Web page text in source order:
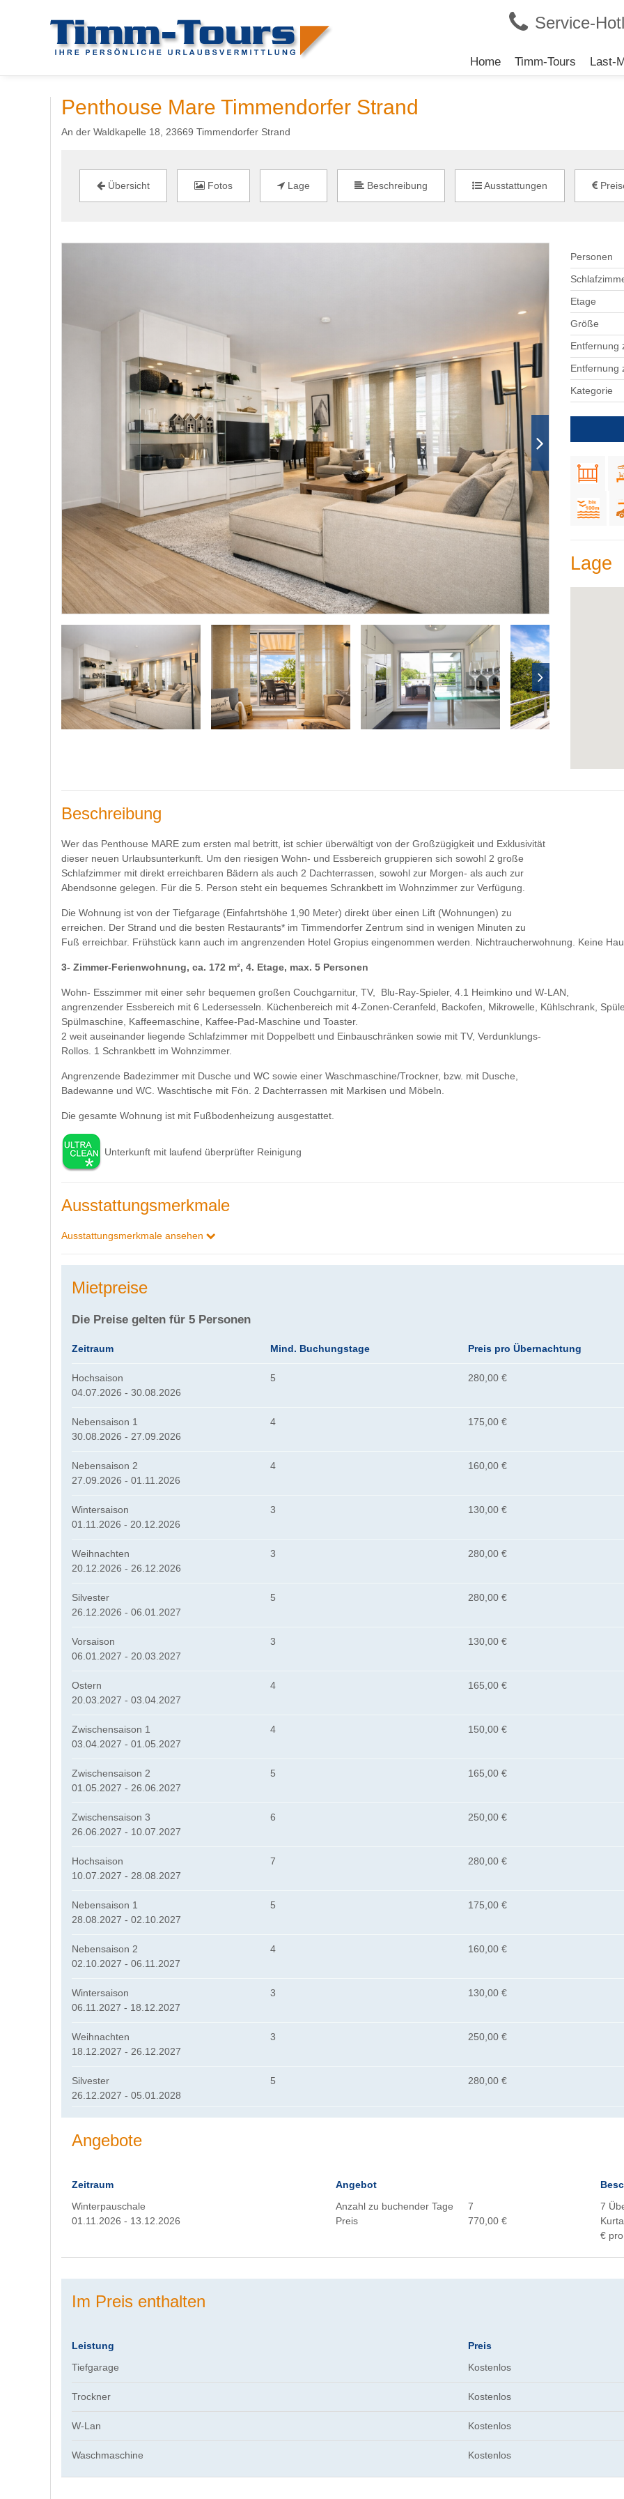
Service-
überspringen
Home Timm-Tours Last-
Penthouse Mare Timmendorfer Strand
An der Waldkapelle 18, 23669 Timmendorfer Strand
Übersicht Fotos Lage Beschreibung Ausstattungen
Personen
Etage
Größe
Entfernung
Entfernung
Kategorie
Lage
Beschreibung
Wer das Penthouse MARE zum ersten mal betritt, ist schier überwältigt von der Großzügigkeit und Exklusivität
dieser neuen Urlaubsunterkunft. Um den riesigen Wohn- und Essbereich gruppieren sich sowohl 2 große
Schlafzimmer mit direkt erreichbaren Bädern als auch 2 Dachterrassen, sowohl zur Morgen- als auch zur
Abendsonne gelegen. Für die 5. Person steht ein bequemes Schrankbett im Wohnzimmer zur Verfügung.
Die Wohnung ist von der Tiefgarage (Einfahrtshöhe 1,90 Meter) direkt über einen Lift (Wohnungen) zu
erreichen. Der Strand und die besten Restaurants* im Timmendorfer Zentrum sind in wenigen Minuten zu
Fuß erreichbar. Frühstück kann auch im angrenzenden Hotel Gropius eingenommen werden. Nichtraucherwohnung. Keine
3- Zimmer-Ferienwohnung, ca. 172 m², 4. Etage, max. 5 Personen
Wohn- Esszimmer mit einer sehr bequemen großen Couchgarnitur, TV, Blu-Ray-Spieler, 4.1 Heimkino und W-LAN,
angrenzender Essbereich mit 6 Ledersesseln. Küchenbereich mit 4-Zonen-Ceranfeld, Backofen, Mikrowelle, Kühlschrank, Spüle,
Spülmaschine, Kaffeemaschine, Kaffee-Pad-Maschine und Toaster.
2 weit auseinander liegende Schlafzimmer mit Doppelbett und Einbauschränken sowie mit TV, Verdunklungs-
Rollos. 1 Schrankbett im Wohnzimmer.
Angrenzende Badezimmer mit Dusche und WC sowie einer Waschmaschine/Trockner, bzw. mit Dusche,
Badewanne und WC. Waschtische mit Fön. 2 Dachterrassen mit Markisen und Möbeln.
Die gesamte Wohnung ist mit Fußbodenheizung ausgestattet.
Unterkunft mit laufend überprüfter Reinigung
Ausstattungsmerkmale
Ausstattungsmerkmale ansehen
Mietpreise
Die Preise gelten für 5 Personen
Zeitraum Mind. Buchungstage Preis pro Übernachtung
Hochsaison
04.07.2026 - 30.08.2026
5 280,00 €
Nebensaison 1
30.08.2026 - 27.09.2026
4 175,00 €
Nebensaison 2
27.09.2026 - 01.11.2026
4 160,00 €
Wintersaison
01.11.2026 - 20.12.2026
3 130,00 €
Weihnachten
20.12.2026 - 26.12.2026
3 280,00 €
Silvester
26.12.2026 - 06.01.2027
5 280,00 €
Vorsaison
06.01.2027 - 20.03.2027
3 130,00 €
Ostern
20.03.2027 - 03.04.2027
4 165,00 €
Zwischensaison 1
03.04.2027 - 01.05.2027
4 150,00 €
Zwischensaison 2
01.05.2027 - 26.06.2027
5 165,00 €
Zwischensaison 3
26.06.2027 - 10.07.2027
6 250,00 €
Hochsaison
10.07.2027 - 28.08.2027
7 280,00 €
Nebensaison 1
28.08.2027 - 02.10.2027
5 175,00 €
Nebensaison 2
02.10.2027 - 06.11.2027
4 160,00 €
Wintersaison
06.11.2027 - 18.12.2027
3 130,00 €
Weihnachten
18.12.2027 - 26.12.2027
3 250,00 €
Silvester
26.12.2027 - 05.01.2028
5 280,00 €
Angebote
Zeitraum Angebot
Winterpauschale
01.11.2026 - 13.12.2026
Anzahl zu buchender Tage
7
Preis
770,00 €
7
€ pro
Im Preis enthalten
Leistung
Preis
Tiefgarage
Kostenlos
Trockner Kostenlos
W-Lan Kostenlos
Waschmaschine Kostenlos